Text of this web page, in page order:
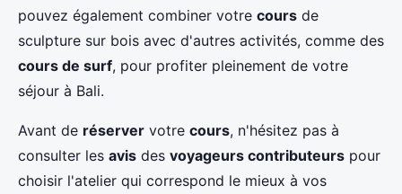
pouvez également combiner votre cours de
sculpture sur bois avec d'autres activités, comme des
cours de surf, pour profiter pleinement de votre
séjour à Bali.
Avant de réserver votre cours, n'hésitez pas à
consulter les avis des voyageurs contributeurs pour
choisir l'atelier qui correspond le mieux à vos